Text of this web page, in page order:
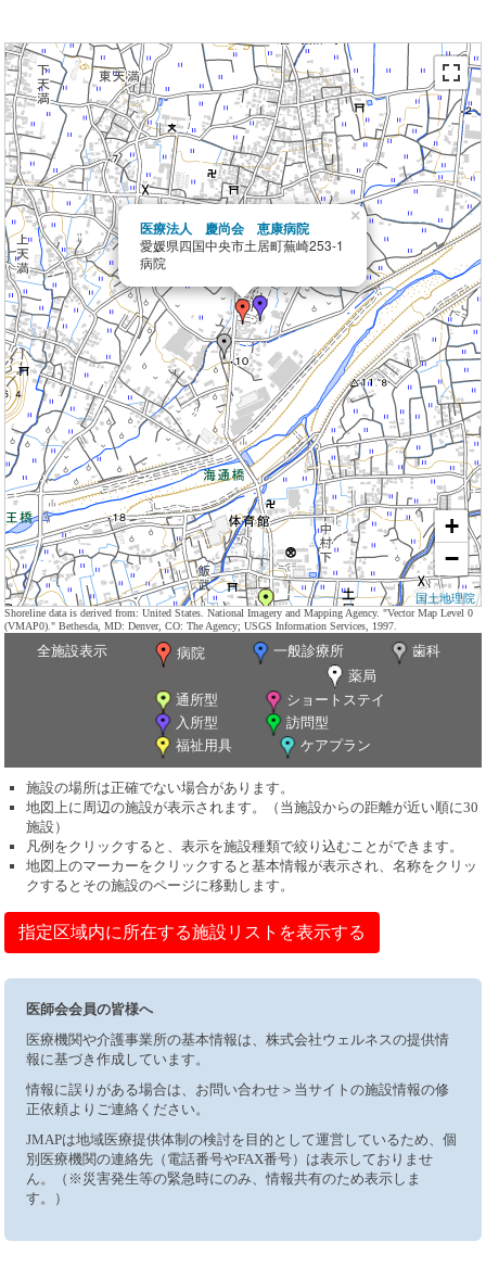
医療法人 慶尚会 恵康病院
愛媛県四国中央市土居町蕪崎253-1
病院
×
+
−
国土地理院
Shoreline data is derived from: United States. National Imagery and Mapping Agency. "Vector Map Level 0
(VMAP0)." Bethesda, MD: Denver, CO: The Agency; USGS Information Services, 1997.
全施設表示 病院 一般診療所
歯科
薬局
通所型
ショートステイ
入所型
訪問型
福祉用具
ケアプラン
施設の場所は正確でない場合があります。
地図上に周辺の施設が表示されます。（当施設からの距離が近い順に30
施設）
凡例をクリックすると、表示を施設種類で絞り込むことができます。
地図上のマーカーをクリックすると基本情報が表示され、名称をクリッ
クするとその施設のページに移動します。
指定区域内に所在する施設リストを表示する
医師会会員の皆様へ
医療機関や介護事業所の基本情報は、株式会社ウェルネスの提供情
報に基づき作成しています。
情報に誤りがある場合は、お問い合わせ＞当サイトの施設情報の修
正依頼よりご連絡ください。
JMAPは地域医療提供体制の検討を目的として運営しているため、個
別医療機関の連絡先（電話番号やFAX番号）は表示しておりませ
ん。（※災害発生等の緊急時にのみ、情報共有のため表示しま
す。）